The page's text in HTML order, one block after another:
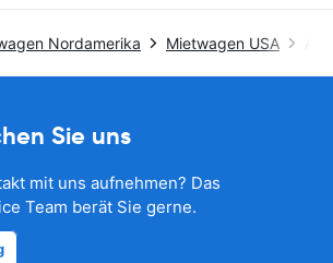
Nordamerika Mietwagen USA
Sie uns
mit uns aufnehmen? Das
Team berät Sie gerne.